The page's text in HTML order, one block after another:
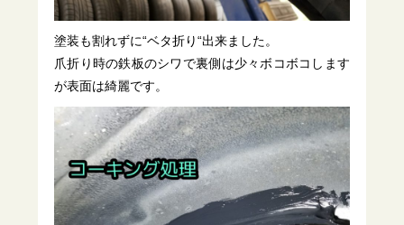
塗装も割れずに“ベタ折り“出来ました。
爪折り時の鉄板のシワで裏側は少々ボコボコします
が表面は綺麗です。